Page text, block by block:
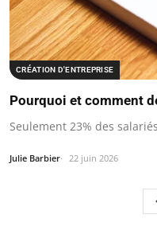
CRÉATION D'ENTREPRISE
Pourquoi et comment
Seulement 23% des
Julie Barbier 22 juin 2026